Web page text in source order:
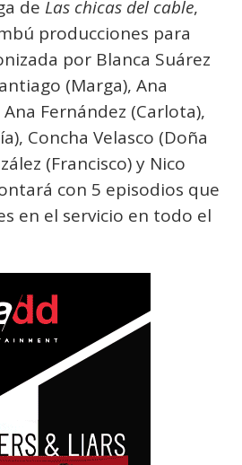
de Las chicas del cable,
producciones para
por Blanca Suárez
(Marga), Ana
Fernández (Carlota),
Concha Velasco (Doña
(Francisco) y Nico
con 5 episodios que
en el servicio en todo el